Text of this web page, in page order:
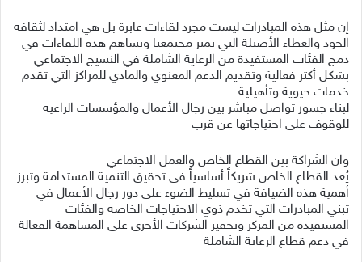
‏إن مثل هذه المبادرات ليست مجرد لقاءات عابرة بل هي امتداد لثقافة
الجود والعطاء الأصيلة التي تميز مجتمعنا وتساهم هذه اللقاءات في
دمج الفئات المستفيدة من الرعاية الشاملة في النسيج الاجتماعي
بشكل أكثر فعالية وتقديم الدعم المعنوي والمادي للمراكز التي تقدم
خدمات حيوية وتأهيلية
‏لبناء جسور تواصل مباشر بين رجال الأعمال والمؤسسات الراعية
للوقوف على احتياجاتها عن قرب
‏وان الشراكة بين القطاع الخاص والعمل الاجتماعي
‏يُعد القطاع الخاص شريكاً أساسياً في تحقيق التنمية المستدامة وتبرز
أهمية هذه الضيافة في تسليط الضوء على دور رجال الأعمال في
تبني المبادرات التي تخدم ذوي الاحتياجات الخاصة والفئات
المستفيدة من المركز وتحفيز الشركات الأخرى على المساهمة الفعالة
في دعم قطاع الرعاية الشاملة